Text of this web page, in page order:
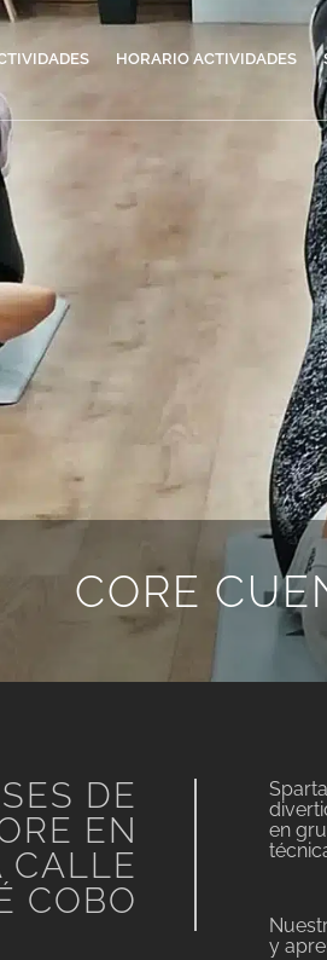
HORARIO ACTIVIDADES
CORE
DE
EN
CALLE
COBO
en
y